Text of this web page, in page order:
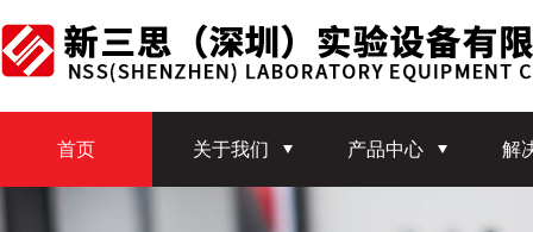
首页 关于我们 产品中心 解